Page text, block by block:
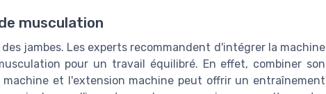
musculation
jambes. Les experts recommandent d'intégrer la machine
pour un travail équilibré. En effet, combiner son
et l'extension machine peut offrir un entraînement